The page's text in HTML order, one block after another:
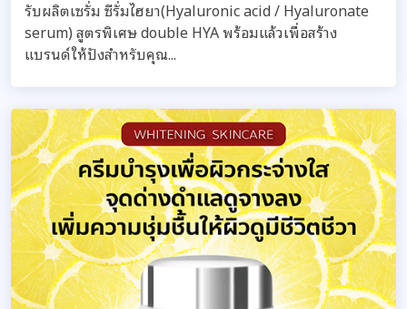
รับผลิตเซรั่ม ซีรั่มไฮยา(Hyaluronic acid / Hyaluronate
serum) สูตรพิเศษ double HYA พร้อมแล้วเพื่อสร้าง
แบรนด์ให้ปังสำหรับคุณ...